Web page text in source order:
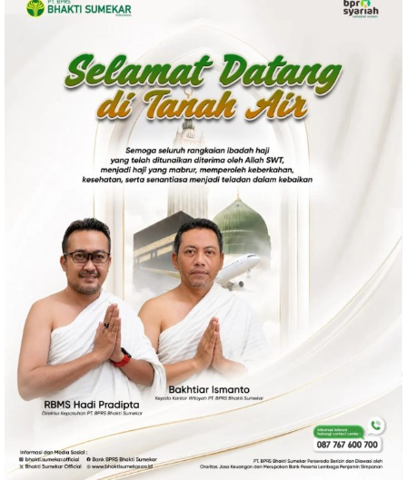
Birokrasi
Copyright
2026
News
Indonesia
.
All
Right
Reserve